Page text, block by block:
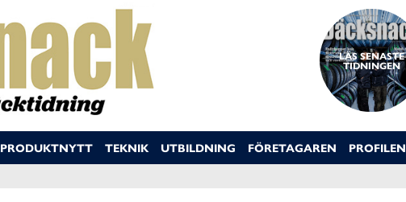
LÄS SENASTE
TIDNINGEN
PRODUKTNYTT TEKNIK UTBILDNING FÖRETAGAREN PROFILEN